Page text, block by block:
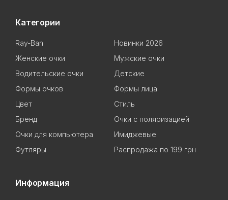
Категории
Ray-Ban
Новинки 2026
Женские очки
Мужские очки
Водительские очки
Детские
Формы очков
Формы лица
Цвет
Стиль
Бренд
Очки с поляризацией
Очки для компьютера
Имиджевые
Футляры
Распродажа по 199 грн
Информация